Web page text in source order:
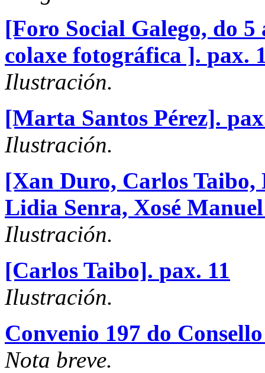
[Foro Social Galego, do 5
colaxe fotográfica ]. pax.
Ilustración.
[Marta Santos Pérez].
Ilustración.
[Xan Duro, Carlos Taibo,
Lidia Senra, Xosé
Ilustración.
[Carlos Taibo]. pax. 11
Ilustración.
Convenio 197 do
Nota breve.